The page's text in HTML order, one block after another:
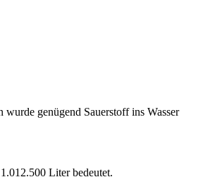
genügend Sauerstoff ins Wasser
Liter bedeutet.